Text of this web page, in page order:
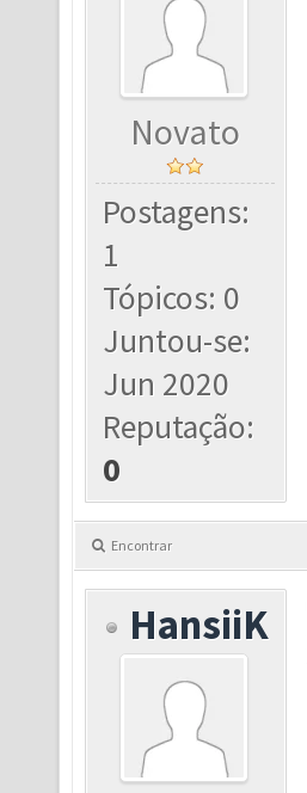
Novato
Postagens:
1
Tópicos: 0
Juntou-se:
Jun 2020
Reputação:
0
Encontrar
HansiiK